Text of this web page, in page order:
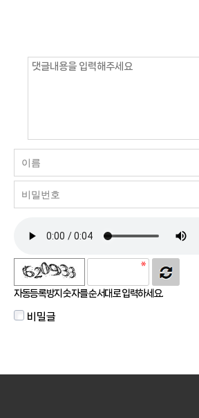
자동등록방지 숫자를 순서대로 입력하세요.
비밀글